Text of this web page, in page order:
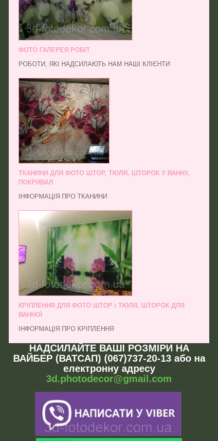
ФОТО ГАЛЕРЕЯ РОБІТ
РОБОТИ, ЯКІ НАДСИЛАЮТЬ НАМ НАШІ КЛІЄНТИ
ТКАНИНИ ДЛЯ ФОТО ШТОР, ТЮЛЯ, ШТОРОК У ВАННУ,
ПОКРИВАЛ
ІНФОРМАЦІЯ ПРО ТКАНИНИ
КРІПЛЕННЯ ДЛЯ ФОТО ШТОР і ТЮЛЯ, ШТОРОК ДЛЯ
ВАННОЇ
ІНФОРМАЦІЯ ПРО КРІПЛЕННЯ
НАДСИЛАЙТЕ ВАШІ РОЗМІРИ НА
ВАЙБЕР (ВАТСАП) (067)737-20-13 або на
електронну адресу
3d.photodecor@gmail.com